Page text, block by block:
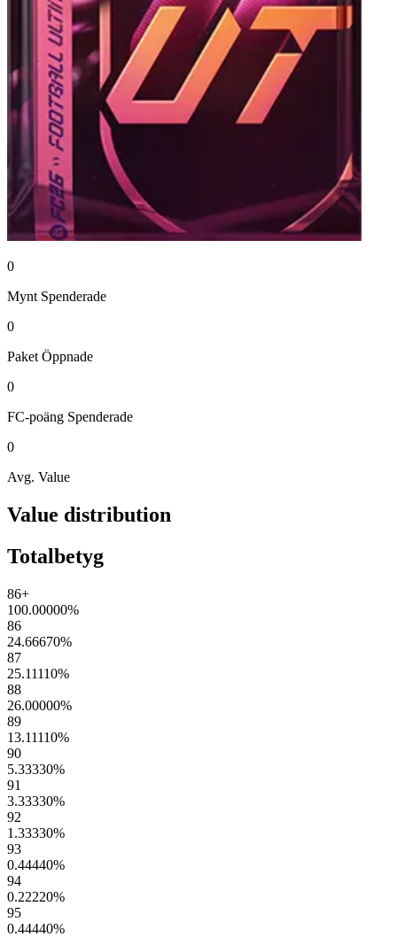
0
Mynt Spenderade
0
Paket Öppnade
0
FC-poäng Spenderade
0
Avg. Value
Value distribution
Totalbetyg
86+
100.00000%
86
24.66670%
87
25.11110%
88
26.00000%
89
13.11110%
90
5.33330%
91
3.33330%
92
1.33330%
93
0.44440%
94
0.22220%
95
0.44440%